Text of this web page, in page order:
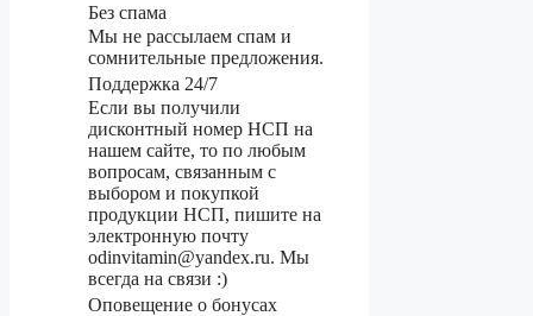
Без спама
Мы не рассылаем спам и
сомнительные предложения.
Поддержка 24/7
Если вы получили
дисконтный номер НСП на
нашем сайте, то по любым
вопросам, связанным с
выбором и покупкой
продукции НСП, пишите на
электронную почту
odinvitamin@yandex.ru. Мы
всегда на связи :)
Оповещение о бонусах